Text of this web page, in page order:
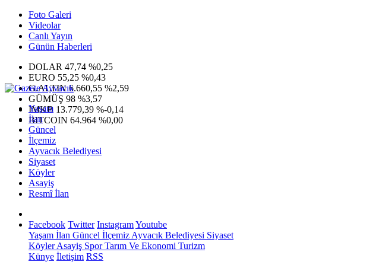
Foto Galeri
Videolar
Canlı Yayın
Günün Haberleri
DOLAR 47,74 %0,25
EURO 55,25 %0,43
G.ALTIN6.660,55 %2,59
GÜMÜŞ 98 %3,57
IMKB 13.779,39 %-0,14
BITCOIN 64.964 %0,00
Yaşam
İlan
Güncel
İlçemiz
Ayvacık Belediyesi
Siyaset
Köyler
Asayiş
Resmî İlan
Facebook Twitter InstagramYoutube
Yaşam İlan Güncel İlçemiz Ayvacık Belediyesi Siyaset
KöylerAsayiş SporTarım Ve Ekonomi Turizm
Künye İletişim RSS